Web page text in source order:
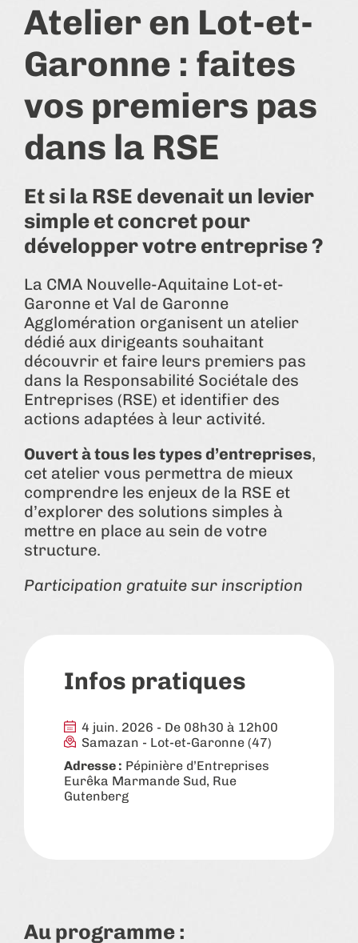
Atelier en Lot-et-
Garonne : faites
vos premiers pas
dans la RSE
Et si la RSE devenait un levier
simple et concret pour
développer votre entreprise ?
La CMA Nouvelle-Aquitaine Lot-et-
Garonne et Val de Garonne
Agglomération organisent un atelier
dédié aux dirigeants souhaitant
découvrir et faire leurs premiers pas
dans la Responsabilité Sociétale des
Entreprises (RSE) et identifier des
actions adaptées à leur activité.
Ouvert à tous les types d’entreprises,
cet atelier vous permettra de mieux
comprendre les enjeux de la RSE et
d’explorer des solutions simples à
mettre en place au sein de votre
structure.
Participation gratuite sur inscription
Infos pratiques
4 juin. 2026 - De 08h30 à 12h00
Samazan - Lot-et-Garonne (47)
Adresse : Pépinière d’Entreprises
Eurêka Marmande Sud, Rue
Gutenberg
Au programme :